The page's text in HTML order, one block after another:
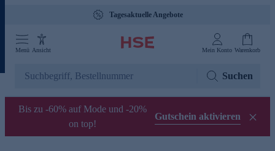
Tagesaktuelle Angebote
Menü Ansicht Mein Konto Warenkorb
Suchen
Bis zu -60% auf Mode und -20%
on top!
Gutschein aktivieren